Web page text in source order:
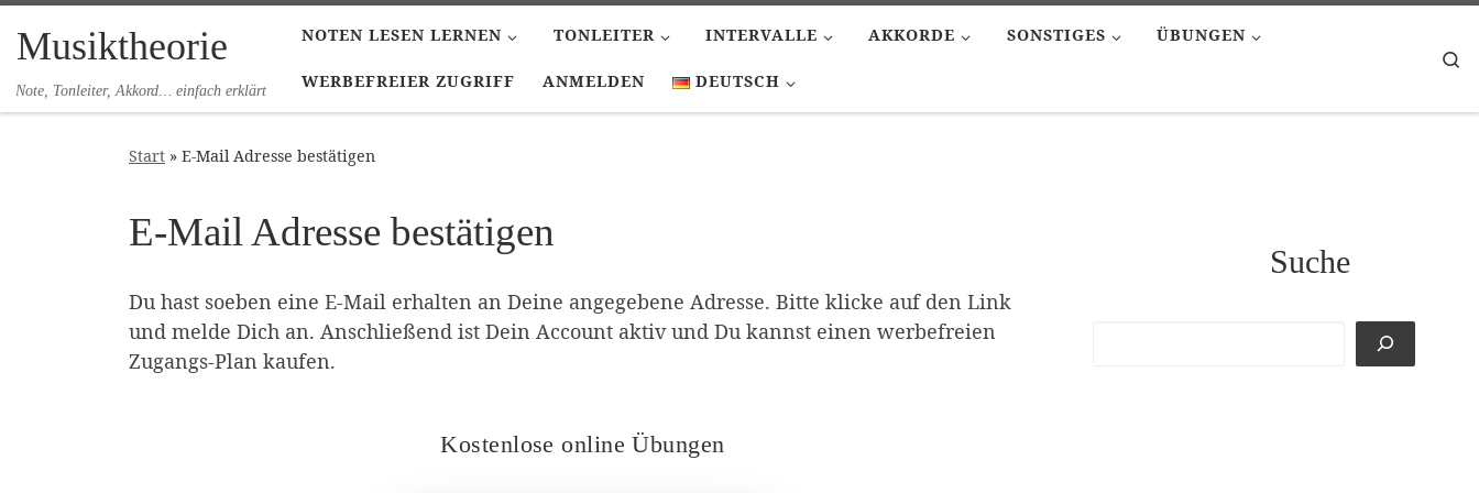
Zum Inhalt springen
Musiktheorie
Note, Tonleiter, Akkord… einfach erklärt
NOTEN LESEN LERNEN TONLEITER INTERVALLE AKKORDE SONSTIGES ÜBUNGEN
WERBEFREIER ZUGRIFF ANMELDEN DEUTSCH
Start » E-Mail Adresse bestätigen
E-Mail Adresse bestätigen
Du hast soeben eine E-Mail erhalten an Deine angegebene Adresse. Bitte klicke auf den Link
und melde Dich an. Anschließend ist Dein Account aktiv und Du kannst einen werbefreien
Zugangs-Plan kaufen.
Kostenlose online Übungen
Suche